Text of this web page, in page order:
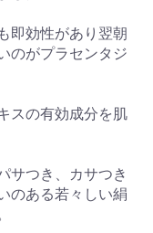
即効性があり翌朝
のがプラセンタジ
スの有効成分を肌
サつき、カサつき
のある若々しい絹